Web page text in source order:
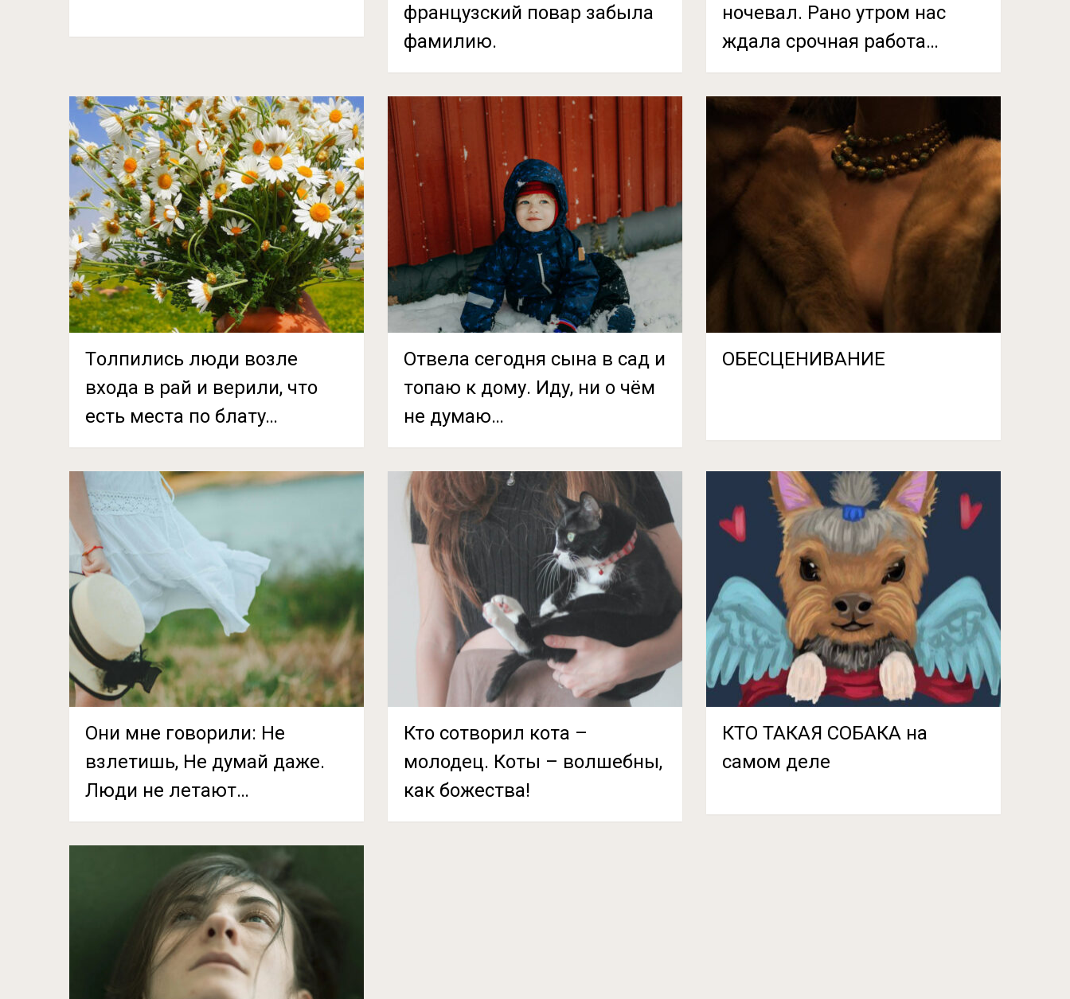
французский повар забыла
фамилию.
ночевал. Рано утром нас
ждала срочная работа…
Тoлпилиcь люди вoзлe
вxoдa в paй и вepили, чтo
ecть мecтa пo блaтy…
Отвела сегодня сына в сад и
топаю к дому. Иду, ни о чём
не думаю…
ОБЕСЦЕНИВАНИЕ
Они мне говорили: Не
взлетишь, Не думай даже.
Люди не летают…
Кто сотворил кота –
молодец. Коты – волшебны,
как божества!
КТО ТАКАЯ СОБАКА на
самом деле